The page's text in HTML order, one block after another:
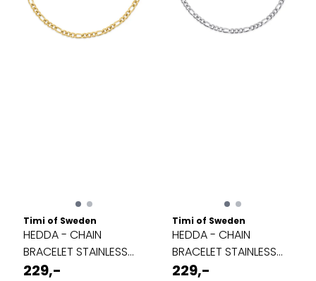
Timi of Sweden
HEDDA - CHAIN
BRACELET STAINLESS
STEEL GOLD
229,-
Timi of Sweden
HEDDA - CHAIN
BRACELET STAINLESS
STEEL SILVER
229,-